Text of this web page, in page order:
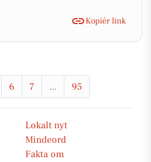
Kopiér link
6 7 ... 95
Lokalt nyt
Mindeord
Fakta om